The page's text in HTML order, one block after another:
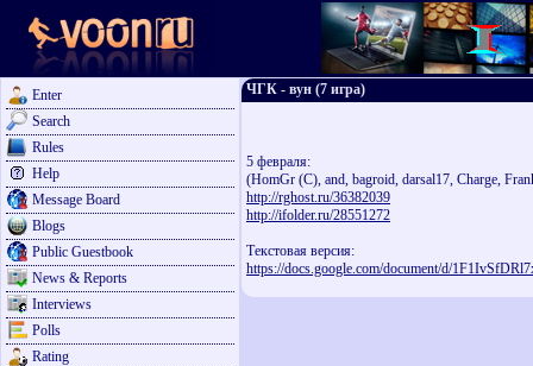
Enter
Search
Rules
Help
Message Board
Blogs
Public Guestbook
News & Reports
Interviews
Polls
Rating
ЧГК - вун (7 игра)
5 февраля:
(HomGr (C), and, bagroid, darsal17, Charge,
http://rghost.ru/36382039
http://ifolder.ru/28551272
Текстовая версия:
https://docs.google.com/document/d/